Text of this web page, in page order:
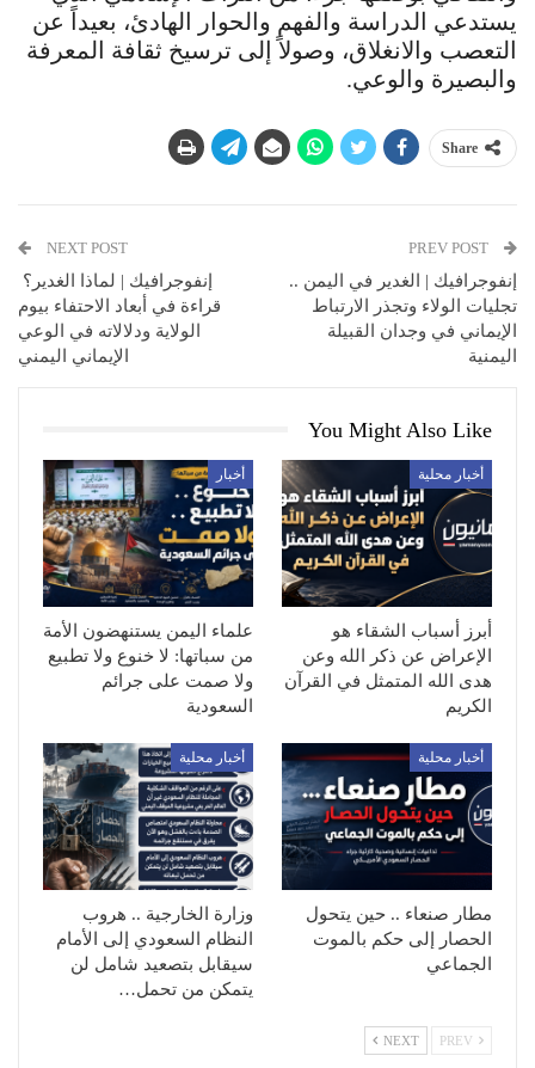
يستدعي الدراسة والفهم والحوار الهادئ، بعيداً عن
التعصب والانغلاق، وصولاً إلى ترسيخ ثقافة المعرفة
والبصيرة والوعي.
Share
إنفوجرافيك | الغدير في اليمن ..
تجليات الولاء وتجذر الارتباط
الإيماني في وجدان القبيلة
اليمنية
NEXT POST
إنفوجرافيك | لماذا الغدير؟
قراءة في أبعاد الاحتفاء بيوم
الولاية ودلالاته في الوعي
الإيماني اليمني
You Might Also Like
أخبار محلية
أبرز أسباب الشقاء هو
الإعراض عن ذكر الله وعن
هدى الله المتمثل في القرآن
الكريم
أخبار
علماء اليمن يستنهضون الأمة
من سباتها: لا خنوع ولا تطبيع
ولا صمت على جرائم
السعودية
أخبار محلية
مطار صنعاء .. حين يتحول
الحصار إلى حكم بالموت
الجماعي
أخبار محلية
وزارة الخارجية .. هروب
النظام السعودي إلى الأمام
سيقابل بتصعيد شامل لن
يتمكن من تحمل…
NEXT